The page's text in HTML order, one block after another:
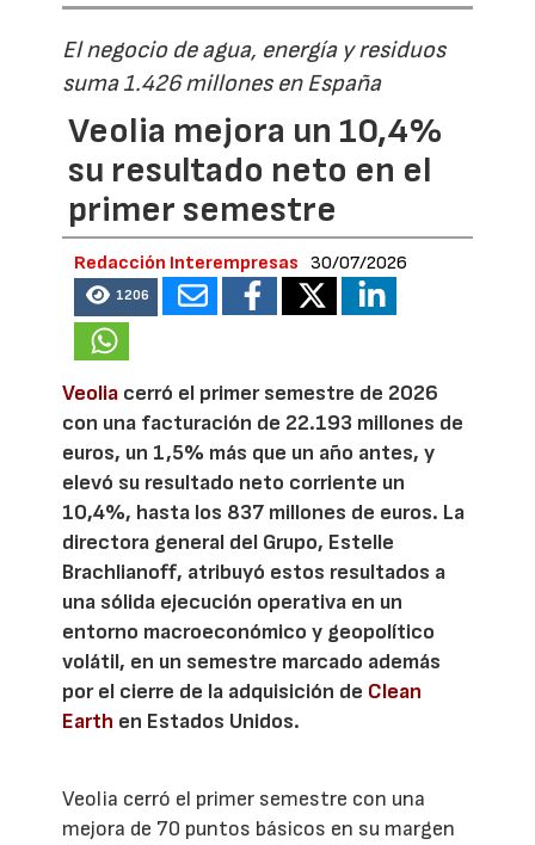
El negocio de agua, energía y residuos
suma 1.426 millones en España
Veolia mejora un 10,4%
su resultado neto en el
primer semestre
Redacción Interempresas 30/07/2026
1206
Veolia cerró el primer semestre de 2026
con una facturación de 22.193 millones de
euros, un 1,5% más que un año antes, y
elevó su resultado neto corriente un
10,4%, hasta los 837 millones de euros. La
directora general del Grupo, Estelle
Brachlianoff, atribuyó estos resultados a
una sólida ejecución operativa en un
entorno macroeconómico y geopolítico
volátil, en un semestre marcado además
por el cierre de la adquisición de Clean
Earth en Estados Unidos.
Veolia cerró el primer semestre con una
mejora de 70 puntos básicos en su margen